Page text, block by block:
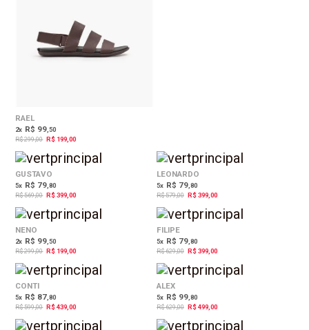
RAEL
2x R$ 99,50
R$ 299,00
R$ 199,00
GUSTAVO
5x R$ 79,80
R$ 569,00
R$ 399,00
LEONARDO
5x R$ 79,80
R$ 579,00
R$ 399,00
NENO
2x R$ 99,50
R$ 299,00
R$ 199,00
FILIPE
5x R$ 79,80
R$ 629,00
R$ 399,00
CONTI
5x R$ 87,80
R$ 599,00
R$ 439,00
ALEX
5x R$ 99,80
R$ 629,00
R$ 499,00